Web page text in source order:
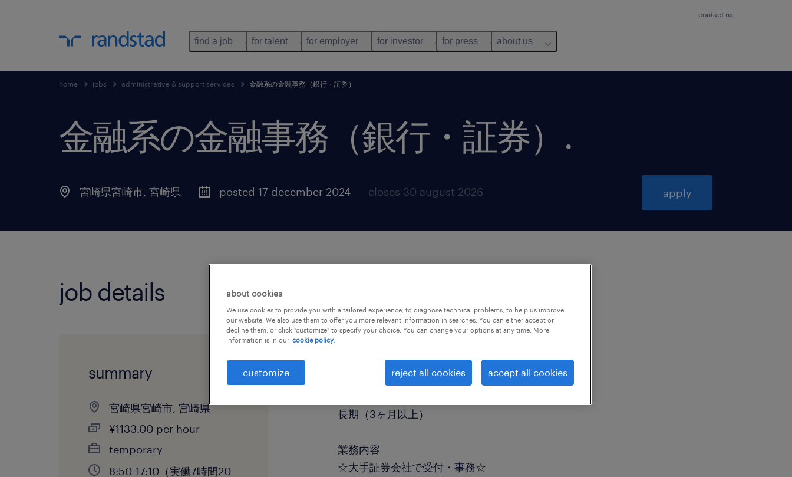
contact us
find a job for talent for employer for investor for press about us
home jobs administrative & support services 金融系の金融事務（銀行・証券）
金融系の金融事務（銀行・証券） .
宮崎県宮崎市, 宮崎県 posted 17 december 2024 closes 30 august 2026 apply
job details
summary
宮崎県宮崎市, 宮崎県
¥1133.00 per hour
temporary
8:50-17:10（実働7時間20
金融事務（銀行・証券）
長期（3ヶ月以上）
業務内容
☆大手証券会社で受付・事務☆
about cookies
We use cookies to provide you with a tailored experience, to diagnose technical problems, to help us improve
our website. We also use them to offer you more relevant information in searches. You can either accept or
decline them, or click "customize" to specify your choice. You can change your options at any time. More
information is in our cookie policy.
customize reject all cookies accept all cookies